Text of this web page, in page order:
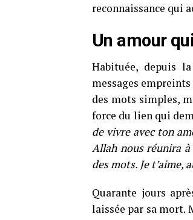
reconnaissance qui
Un amour
Habituée, depuis
messages
des mots simples,
force du lien qui
de vivre avec ton
Allah nous réunira
des mots. Je t’aime,
Quarante jours
laissée par sa mort.